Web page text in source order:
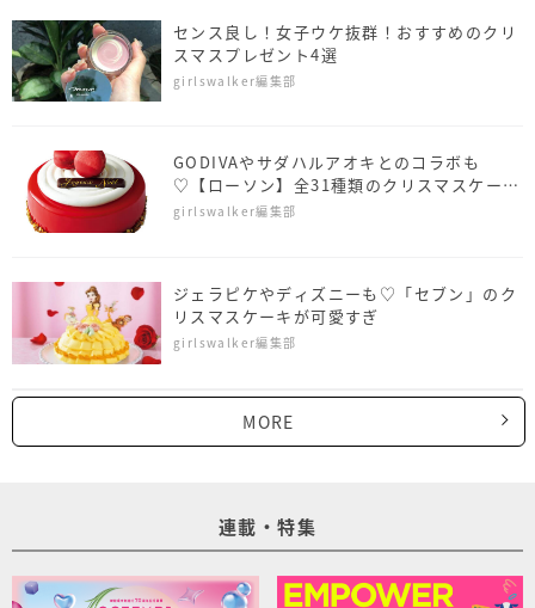
センス良し！女子ウケ抜群！おすすめのクリ
スマスプレゼント4選
girlswalker編集部
GODIVAやサダハルアオキとのコラボも
♡【ローソン】全31種類のクリスマスケーキ
がお目見え
girlswalker編集部
ジェラピケやディズニーも♡「セブン」のク
リスマスケーキが可愛すぎ
girlswalker編集部
MORE
連載・特集